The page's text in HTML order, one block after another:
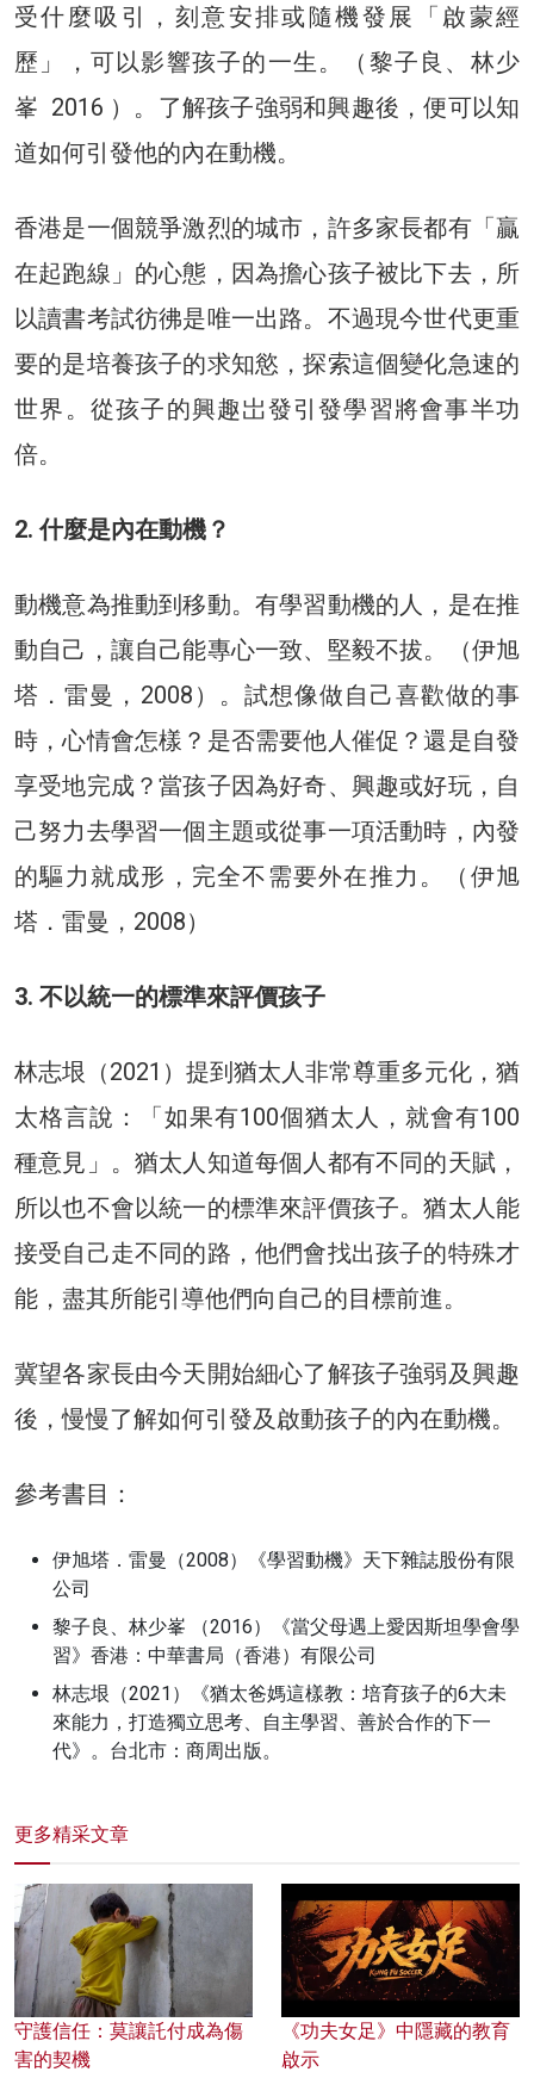
受什麼吸引，刻意安排或隨機發展「啟蒙經
歷」，可以影響孩子的一生。（黎子良、林少
峯 2016 ）。了解孩子強弱和興趣後，便可以知
道如何引發他的內在動機。
香港是一個競爭激烈的城市，許多家長都有「贏
在起跑線」的心態，因為擔心孩子被比下去，所
以讀書考試彷彿是唯一出路。不過現今世代更重
要的是培養孩子的求知慾，探索這個變化急速的
世界。從孩子的興趣岀發引發學習將會事半功
倍。
2. 什麼是內在動機？
動機意為推動到移動。有學習動機的人，是在推
動自己，讓自己能專心一致、堅毅不拔。（伊旭
塔．雷曼，2008）。試想像做自己喜歡做的事
時，心情會怎樣？是否需要他人催促？還是自發
享受地完成？當孩子因為好奇、興趣或好玩，自
己努力去學習一個主題或從事一項活動時，內發
的驅力就成形，完全不需要外在推力。（伊旭
塔．雷曼，2008）
3. 不以統一的標準來評價孩子
林志垠（2021）提到猶太人非常尊重多元化，猶
太格言說：「如果有100個猶太人，就會有100
種意見」。猶太人知道每個人都有不同的天賦，
所以也不會以統一的標準來評價孩子。猶太人能
接受自己走不同的路，他們會找出孩子的特殊才
能，盡其所能引導他們向自己的目標前進。
冀望各家長由今天開始細心了解孩子強弱及興趣
後，慢慢了解如何引發及啟動孩子的內在動機。
參考書目：
伊旭塔．雷曼（2008）《學習動機》天下雜誌股份有限
公司
黎子良、林少峯 （2016）《當父母遇上愛因斯坦學會學
習》香港：中華書局（香港）有限公司
林志垠（2021）《猶太爸媽這樣教：培育孩子的6大未
來能力，打造獨立思考、自主學習、善於合作的下一
代》。台北市：商周出版。
更多精采文章
守護信任：莫讓託付成為傷
害的契機
《功夫女足》中隱藏的教育
啟示